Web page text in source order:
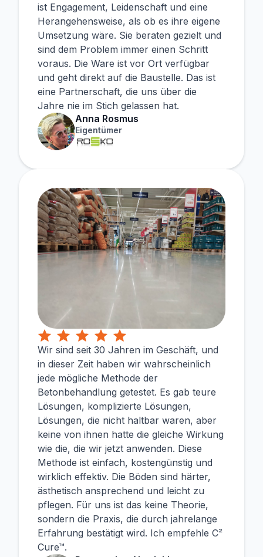
ist Engagement, Leidenschaft und eine
Herangehensweise, als ob es ihre eigene
Umsetzung wäre. Sie beraten gezielt und
sind dem Problem immer einen Schritt
voraus. Die Ware ist vor Ort verfügbar
und geht direkt auf die Baustelle. Das ist
eine Partnerschaft, die uns über die
Jahre nie im Stich gelassen hat.
Anna Rosmus
Eigentümer
Wir sind seit 30 Jahren im Geschäft, und
in dieser Zeit haben wir wahrscheinlich
jede mögliche Methode der
Betonbehandlung getestet. Es gab teure
Lösungen, komplizierte Lösungen,
Lösungen, die nicht haltbar waren, aber
keine von ihnen hatte die gleiche Wirkung
wie die, die wir jetzt anwenden. Diese
Methode ist einfach, kostengünstig und
wirklich effektiv. Die Böden sind härter,
ästhetisch ansprechend und leicht zu
pflegen. Für uns ist das keine Theorie,
sondern die Praxis, die durch jahrelange
Erfahrung bestätigt wird. Ich empfehle C²
Cure™.